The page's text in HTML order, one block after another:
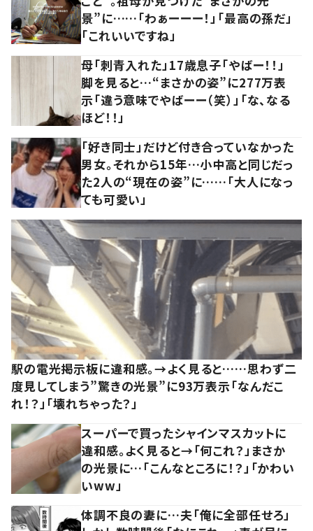
景”に……「わぁーーー！」「最高の孫だ」
「これいいですね」
母「刺青入れた」17歳息子「やばー！！」
脚を見ると…“まさかの姿”に277万表
示「違う意味でやばーー（笑）」「な、なる
ほど！！」
「好き同士」だけど付き合っていなかった
男女。それから15年…小中高と同じだっ
た2人の“現在の姿”に……「大人になっ
ても可愛い」
駅の電光掲示板に違和感。→よく見ると……思わず二
度見してしまう”驚きの光景”に93万表示「なんだこ
れ！？」「壊れちゃった？」
スーパーで買ったシャインマスカットに
違和感。よく見ると→「何これ？」まさか
の光景に…「こんなところに！？」「かわい
いww」
体調不良の妻に…夫「俺に全部任せろ」